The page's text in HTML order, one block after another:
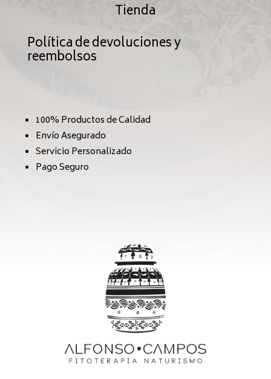
Tienda
Política de devoluciones y
reembolsos
100% Productos de Calidad
Envío Asegurado
Servicio Personalizado
Pago Seguro